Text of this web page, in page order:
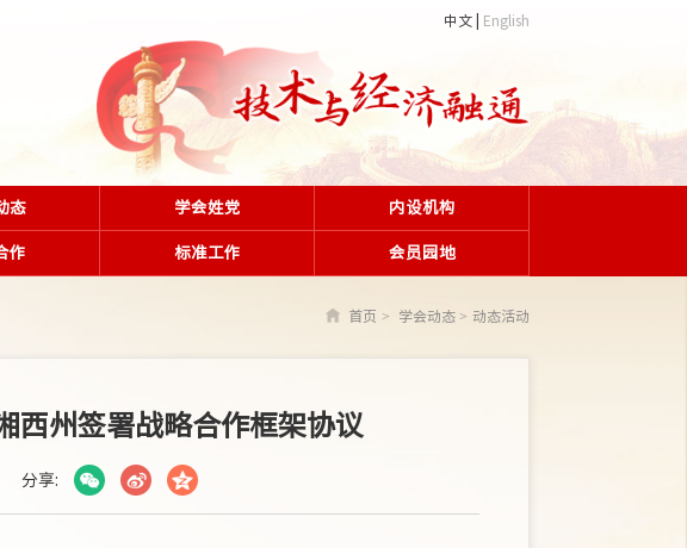
中文 English
态 学会姓党 内设机构
作 标准工作 会员园地
首页 学会动态 动态活动
西州签署战略合作框架协议
分享: